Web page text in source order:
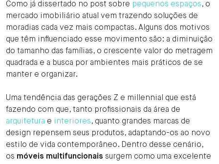
Como já dissertado no post sobre pequenos espaços, o
mercado imobiliário atual vem trazendo soluções de
moradias cada vez mais compactas. Alguns dos motivos
que têm influenciado esse movimento são: a diminuição
do tamanho das famílias, o crescente valor do metragem
quadrada e a busca por ambientes mais práticos de se
manter e organizar.
Uma tendência das gerações Z e millennial que está
fazendo com que, tanto profissionais da área de
arquitetura e interiores, quanto grandes marcas de
design repensem seus produtos, adaptando-os ao novo
estilo de vida contemporâneo. Dentro desse cenário,
os móveis multifuncionais surgem como uma excelente